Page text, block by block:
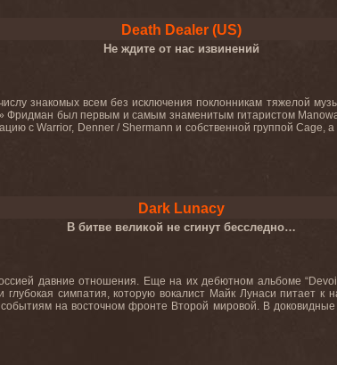
Death Dealer (US)
Не ждите от нас извинений
знакомых всем без исключения поклонникам тяжелой
Фридман был первым и самым знаменитым гитаристом
с Warrior, Denner / Shermann и собственной группой
Dark Lunacy
В битве великой не сгинут бесследно…
давние отношения. Еще на их дебютном альбоме
глубокая симпатия, которую вокалист Майк Лунаси питает
на восточном фронте Второй мировой. В